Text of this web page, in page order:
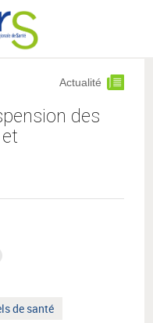
des
Actualité
de santé